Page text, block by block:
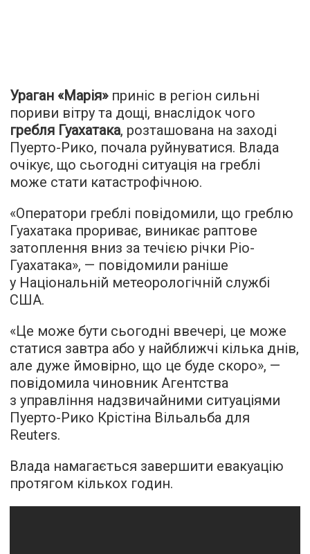
Ураган «Марія»приніс в регіон сильні
пориви вітру та дощі, внаслідок чого
гребля Гуахатака, розташована на заході
Пуерто-Рико, почала руйнуватися. Влада
очікує, що сьогодні ситуація на греблі
може стати катастрофічною.
«Оператори греблі повідомили, що греблю
Гуахатака прориває, виникає раптове
затоплення вниз за течією річки Ріо-
Гуахатака», — повідомили раніше
у Національній метеорологічній службі
США.
«Це може бути сьогодні ввечері, це може
статися завтра або у найближчі кілька днів,
але дуже ймовірно, що це буде скоро», —
повідомила чиновник Агентства
з управління надзвичайними ситуаціями
Пуерто-Рико Крістіна Вільальба для
Reuters.
Влада намагається завершити евакуацію
протягом кількох годин.